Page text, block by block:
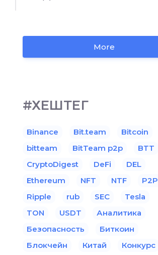
More
#ХЕШТЕГ
Binance Bit.team
Bitcoin
bitteam
BitTeam p2p
BTT
CryptoDigest
DeFi
DEL
Ethereum
NFT NTF
P2P
Ripple
rub SEC
Tesla
TON
USDT
Аналитика
Безопасность
Биткоин
Блокчейн
Китай
Конкурс